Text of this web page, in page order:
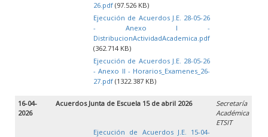
26.pdf (97.526 KB)
Ejecución de Acuerdos J.E. 28-05-26
- Anexo I -
DistribucionActividadAcademica.pdf
(362.714 KB)
Ejecución de Acuerdos J.E. 28-05-26
- Anexo II - Horarios_Examenes_26-
27.pdf (1322.387 KB)
16-04-
2026
Acuerdos Junta de Escuela 15 de abril 2026
Ejecución de Acuerdos J.E. 15-04-
Secretaría
Académica
ETSIT